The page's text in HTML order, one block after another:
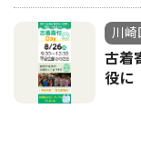
川崎
古着
役に